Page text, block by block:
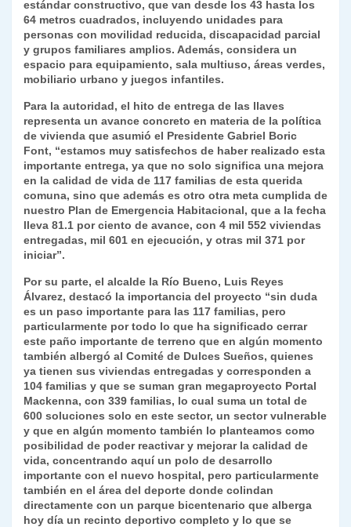
y
estándar constructivo, que van desde los 43 hasta los
64 metros cuadrados, incluyendo unidades para
personas con movilidad reducida, discapacidad parcial
y grupos familiares amplios. Además, considera un
espacio para equipamiento, sala multiuso, áreas verdes,
mobiliario urbano y juegos infantiles.
Para la autoridad, el hito de entrega de las llaves
representa un avance concreto en materia de la política
de vivienda que asumió el Presidente Gabriel Boric
Font, “estamos muy satisfechos de haber realizado esta
importante entrega, ya que no solo significa una mejora
en la calidad de vida de 117 familias de esta querida
comuna, sino que además es otro otra meta cumplida de
nuestro Plan de Emergencia Habitacional, que a la fecha
lleva 81.1 por ciento de avance, con 4 mil 552 viviendas
entregadas, mil 601 en ejecución, y otras mil 371 por
iniciar”.
Por su parte, el alcalde la Río Bueno, Luis Reyes
Álvarez, destacó la importancia del proyecto “sin duda
es un paso importante para las 117 familias, pero
particularmente por todo lo que ha significado cerrar
este paño importante de terreno que en algún momento
también albergó al Comité de Dulces Sueños, quienes
ya tienen sus viviendas entregadas y corresponden a
104 familias y que se suman gran megaproyecto Portal
Mackenna, con 339 familias, lo cual suma un total de
600 soluciones solo en este sector, un sector vulnerable
y que en algún momento también lo planteamos como
posibilidad de poder reactivar y mejorar la calidad de
vida, concentrando aquí un polo de desarrollo
importante con el nuevo hospital, pero particularmente
también en el área del deporte donde colindan
directamente con un parque bicentenario que alberga
hoy día un recinto deportivo completo y lo que se